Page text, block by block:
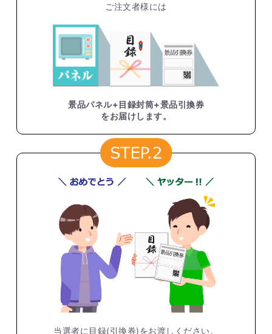
ご注文者様には
景品パネル+目録封筒+景品引換券
をお届けします。
当選者に目録(引換券)をお渡しください。